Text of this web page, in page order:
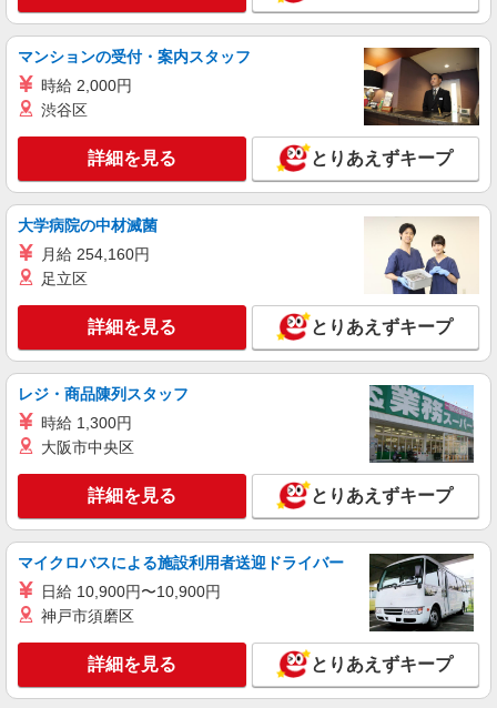
時給1650円〜2312円 ＜日払い有/週払い有/交
通費全支給(ガソリン代含む)＞
東京都江東区有明 最寄り駅：有明
詳細を見る
株式会社kotrio /●SW-S-2022872
木場駅＊病院の看護助手│シフト相談OK！経
験不問・資格不問◎
時給1550円〜2312円 ＜交通費全支給(ガソリ
江東区
キープ 詳細を見る
職業紹介
株式会社kotrio /●SW-S-2098555
東大島駅◆病院の補助STAFF◆患者さん支援/
消毒など≪経験不問≫
【正社員】月給240,000〜400,000円 ・基本
給：200,000円〜220,000円 ・資格手当：10,000〜
30,000円 ・役職手当：10,000〜70,000円 ・処遇改
善手当：20,000〜60,000円（勤続年数、保有資格
により変動） ・固定残業手当：20,000円（10時
間） ※固定残業時間を超過する場合には超過勤務
手当として別途支給 ・夜勤手当：10,000円/1回
（上記給与とは別に支給） 下記資格をお持ちの方
歓迎 ・認知症介護基礎研修 ・初任者研修 ・実務
者研修 ・介護福祉士 など
東京都江東区
キープ 詳細を見る
株式会社kotrio /●SW-H2-2099380
木場駅★病院でお掃除/食事の配膳など♪★激募
マンションの受付・案内スタッフ
時給 2,000円
渋谷区
詳細を見る とりあえずキープ
大学病院の中材滅菌
月給 254,160円
足立区
詳細を見る とりあえずキープ
レジ・商品陳列スタッフ
時給 1,300円
大阪市中央区
詳細を見る とりあえずキープ
マイクロバスによる施設利用者送迎ドライバー
日給 10,900円〜10,900円
神戸市須磨区
詳細を見る とりあえずキープ